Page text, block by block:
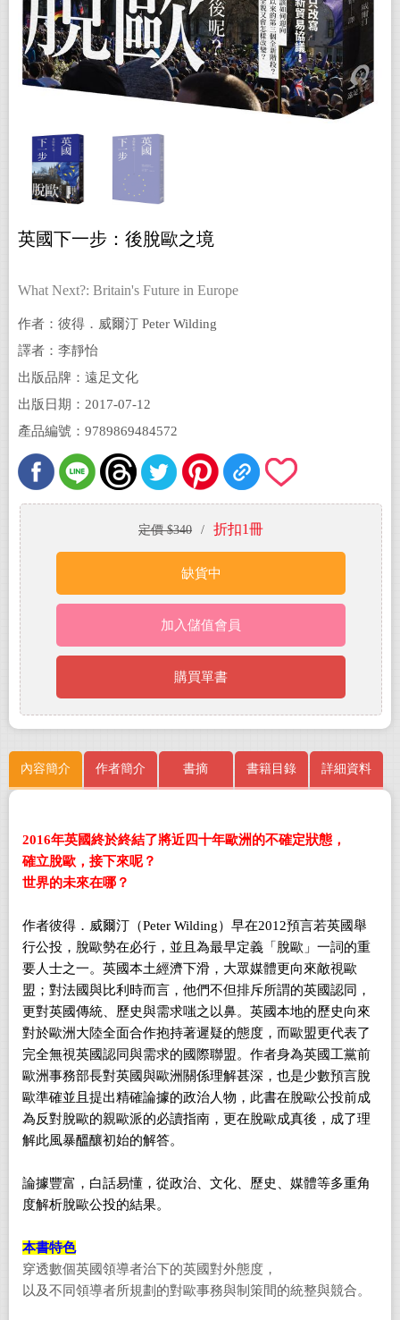
英國下一步：後脫歐之境
What Next?: Britain's Future in Europe
作者：彼得．威爾汀 Peter Wilding
譯者：李靜怡
出版品牌：遠足文化
出版日期：2017-07-12
產品編號：9789869484572
定價 $340 / 折扣1冊
缺貨中
加入儲值會員
購買單書
內容簡介 作者簡介 書摘 書籍目錄 詳細資料
2016年英國終於終結了將近四⼗年歐洲的不確定狀態，
確立脫歐，接下來呢？
世界的未來在哪？
作者彼得．威爾汀（Peter Wilding）早在2012預言若英國舉
行公投，脫歐勢在必行，並且為最早定義「脫歐」一詞的重
要人士之一。英國本土經濟下滑，大眾媒體更向來敵視歐
盟；對法國與比利時而言，他們不但排斥所謂的英國認同，
更對英國傳統、歷史與需求嗤之以鼻。英國本地的歷史向來
對於歐洲大陸全面合作抱持著遲疑的態度，而歐盟更代表了
完全無視英國認同與需求的國際聯盟。作者身為英國工黨前
歐洲事務部長對英國與歐洲關係理解甚深，也是少數預言脫
歐準確並且提出精確論據的政治人物，此書在脫歐公投前成
為反對脫歐的親歐派的必讀指南，更在脫歐成真後，成了理
解此風暴醞釀初始的解答。
論據豐富，白話易懂，從政治、文化、歷史、媒體等多重角
度解析脫歐公投的結果。
本書特色
穿透數個英國領導者治下的英國對外態度，
以及不同領導者所規劃的對歐事務與制策間的統整與競合。